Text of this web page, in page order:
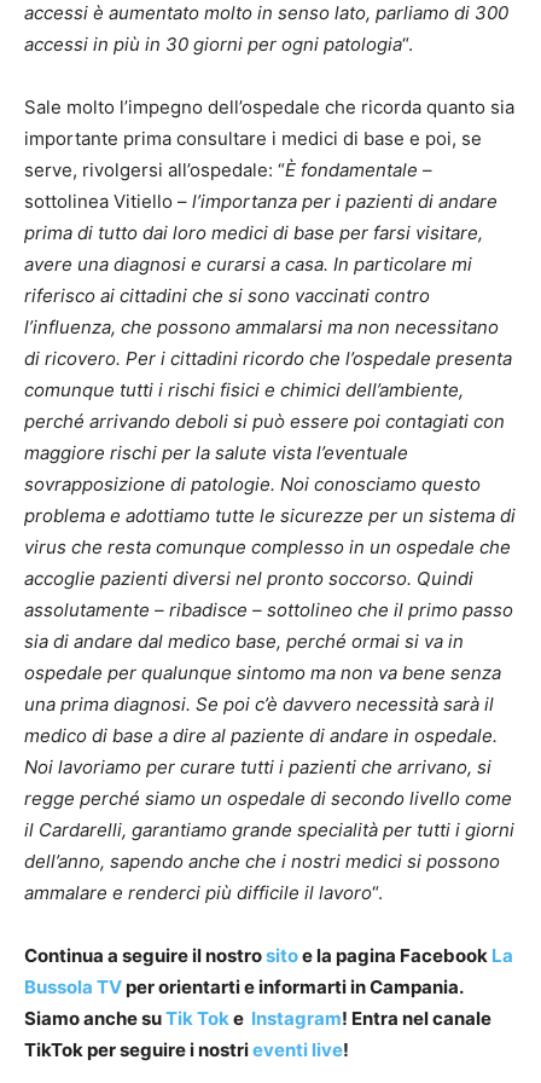
accessi è aumentato molto in senso lato, parliamo di 300
accessi in più in 30 giorni per ogni patologia“.
Sale molto l’impegno dell’ospedale che ricorda quanto sia
importante prima consultare i medici di base e poi, se
serve, rivolgersi all’ospedale: “È fondamentale –
sottolinea Vitiello – l’importanza per i pazienti di andare
prima di tutto dai loro medici di base per farsi visitare,
avere una diagnosi e curarsi a casa. In particolare mi
riferisco ai cittadini che si sono vaccinati contro
l’influenza, che possono ammalarsi ma non necessitano
di ricovero. Per i cittadini ricordo che l’ospedale presenta
comunque tutti i rischi fisici e chimici dell’ambiente,
perché arrivando deboli si può essere poi contagiati con
maggiore rischi per la salute vista l’eventuale
sovrapposizione di patologie. Noi conosciamo questo
problema e adottiamo tutte le sicurezze per un sistema di
virus che resta comunque complesso in un ospedale che
accoglie pazienti diversi nel pronto soccorso. Quindi
assolutamente – ribadisce – sottolineo che il primo passo
sia di andare dal medico base, perché ormai si va in
ospedale per qualunque sintomo ma non va bene senza
una prima diagnosi. Se poi c’è davvero necessità sarà il
medico di base a dire al paziente di andare in ospedale.
Noi lavoriamo per curare tutti i pazienti che arrivano, si
regge perché siamo un ospedale di secondo livello come
il Cardarelli, garantiamo grande specialità per tutti i giorni
dell’anno, sapendo anche che i nostri medici si possono
ammalare e renderci più difficile il lavoro“.
Continua a seguire il nostrositoe la pagina Facebook La
Bussola TVper orientarti e informarti in Campania.
Siamo anche suTik Toke Instagram! Entra nel canale
TikTok per seguire i nostrieventi live!